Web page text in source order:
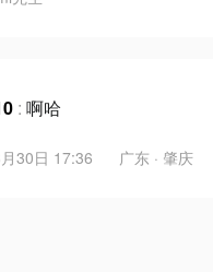
: 啊哈
30日 17:36 广东 · 肇庆